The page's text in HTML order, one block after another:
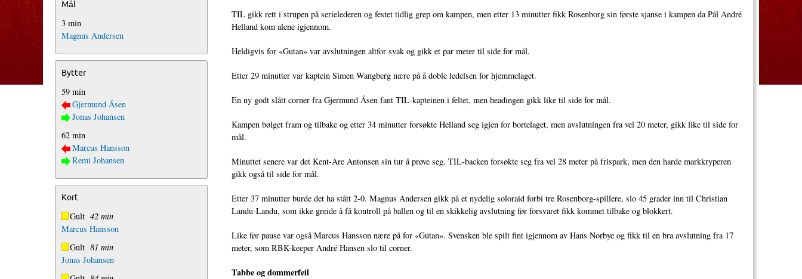
Mål
3 min
Magnus Andersen
Bytter
59 min
Gjermund Åsen
Jonas Johansen
62 min
Marcus Hansson
Remi Johansen
Kort
Gult 42 min
Marcus Hansson
Gult 81 min
Jonas Johansen
TIL gikk rett i strupen på serielederen og festet tidlig grep om kampen, men etter 13 minutter fikk Rosenborg sin første sjanse i kampen da Pål André
Helland kom alene igjennom.
Heldigvis for «Gutan» var avslutningen altfor svak og gikk et par meter til side for mål.
Etter 29 minutter var kaptein Simen Wangberg nære på å doble ledelsen for hjemmelaget.
En ny godt slått corner fra Gjermund Åsen fant TIL-kapteinen i feltet, men headingen gikk like til side for mål.
Kampen bølget fram og tilbake og etter 34 minutter forsøkte Helland seg igjen for bortelaget, men avslutningen fra vel 20 meter, gikk like til side for
mål.
Minuttet senere var det Kent-Are Antonsen sin tur å prøve seg. TIL-backen forsøkte seg fra vel 28 meter på frispark, men den harde markkryperen
gikk også til side for mål.
Etter 37 minutter burde det ha stått 2-0. Magnus Andersen gikk på et nydelig soloraid forbi tre Rosenborg-spillere, slo 45 grader inn til Christian
Landu-Landu, som ikke greide å få kontroll på ballen og til en skikkelig avslutning før forsvaret fikk kommet tilbake og blokkert.
Like før pause var også Marcus Hansson nære på for «Gutan». Svensken ble spilt fint igjennom av Hans Norbye og fikk til en bra avslutning fra 17
meter, som RBK-keeper André Hansen slo til corner.
Tabbe og dommerfeil